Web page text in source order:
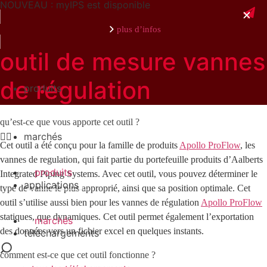
NOUVEAU : myIPS est disponible
plus d’infos
fermer
produits
marchés
applications
téléchargements
produits
marchés
outil de mesure vannes
de régulation
qu’est-ce que vous apporte cet outil ?
Cet outil a été conçu pour la famille de produits Apollo ProFlow, les
vannes de regulation, qui fait partie du portefeuille produits d’Aalberts
Integrated Piping Systems. Avec cet outil, vous pouvez déterminer le
type de vanne le plus approprié, ainsi que sa position optimale. Cet
outil s’utilise aussi bien pour les vannes de régulation Apollo ProFlow
statiques, que dynamiques. Cet outil permet également l’exportation
des données vers un fichier excel en quelques instants.
comment est-ce que cet outil fonctionne ?